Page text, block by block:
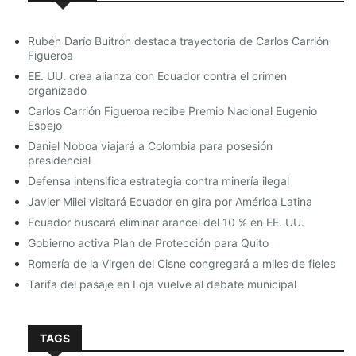
un incidente en el punto migratorio aseverando que
existe una determinada política del Gobierno Nacional
de vulnerar sus derechos humanos.
El ministro Fuentes mostró videos en los que tanto
Lilian Tintori y el candidato Guillermo Lasso confirman
las diversas actividades políticas que iba a realizar la
esposa de Leopoldo López, dentro del país. “El
Gobierno Nacional rechaza las aseveraciones de
querer posicionar cualquier tipo de vulneración de los
derechos de la señora Tintori, puesto que la ley es
para todos para los ciudadanos nacionales y
extranjeros y como Estado estamos obligados a hacer
respetar la ley y procedimientos migratorios”.
El Secretario de Estado mencionó, además, el artículo
136 de la LOMH que se refiere a la inadmisión que “es
acción u omisión cometida por ésta”.
La constitución garantiza la libre
permiten el ingreso de
@liliantintoria#Ecuador.
@srradioEc @MariaCorinaYA
pic.twitter.com/bVK1OtbnVg
— Lindon Sanmartín
Rubén Darío Buitrón destaca trayectoria de Carlos Carrión
Figueroa
EE. UU. crea alianza con Ecuador contra el crimen
organizado
Carlos Carrión Figueroa recibe Premio Nacional Eugenio
Espejo
Daniel Noboa viajará a Colombia para posesión
presidencial
Defensa intensifica estrategia contra minería ilegal
Javier Milei visitará Ecuador en gira por América Latina
Ecuador buscará eliminar arancel del 10 % en EE. UU.
Gobierno activa Plan de Protección para Quito
Romería de la Virgen del Cisne congregará a miles de fieles
Tarifa del pasaje en Loja vuelve al debate municipal
TAGS